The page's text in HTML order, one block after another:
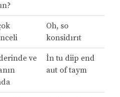
Oh, so
konsidırıt
ve
İn tu diip end
aut of taym